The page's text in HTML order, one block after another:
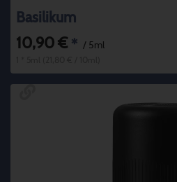
Basilikum
10,90 € * / 5ml